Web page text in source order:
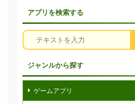
アプリを検索する
ジャンルから探す
ゲームアプリ